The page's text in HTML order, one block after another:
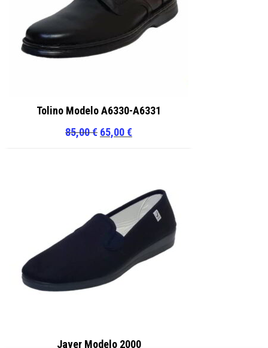
Tolino Modelo A6330-A6331
85,00€ El
85,00 €.
65,00€
65,00 €.
Javer Modelo 2000